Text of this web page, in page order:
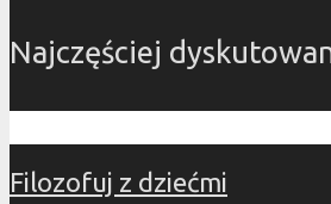
Najczęściej
Filozofuj z dziećmi